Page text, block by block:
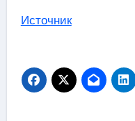
Источник